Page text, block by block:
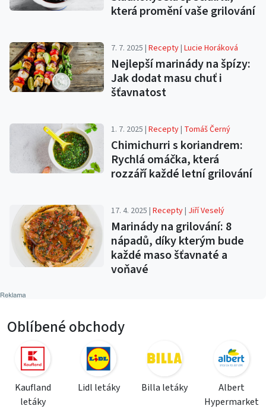
která promění vaše grilování
7. 7. 2025 |Recepty|Lucie Horáková
Nejlepší marinády na špízy:
Jak dodat masu chuť i
šťavnatost
1. 7. 2025 |Recepty| Tomáš Černý
Chimichurri s koriandrem:
Rychlá omáčka, která
rozzáří každé letní grilování
17. 4. 2025 |Recepty| Jiří Veselý
Marinády na grilování: 8
nápadů, díky kterým bude
každé maso šťavnaté a
voňavé
Oblíbené obchody
Kaufland
letáky
Lidl letáky Billa letáky
Albert
Hypermarket